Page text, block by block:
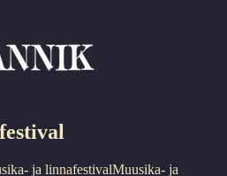
ja linnafestivalMuusika- ja